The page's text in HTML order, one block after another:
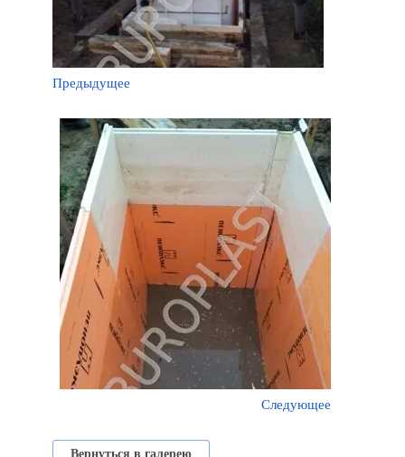
Предыдущее
Следующее
Вернуться в галерею